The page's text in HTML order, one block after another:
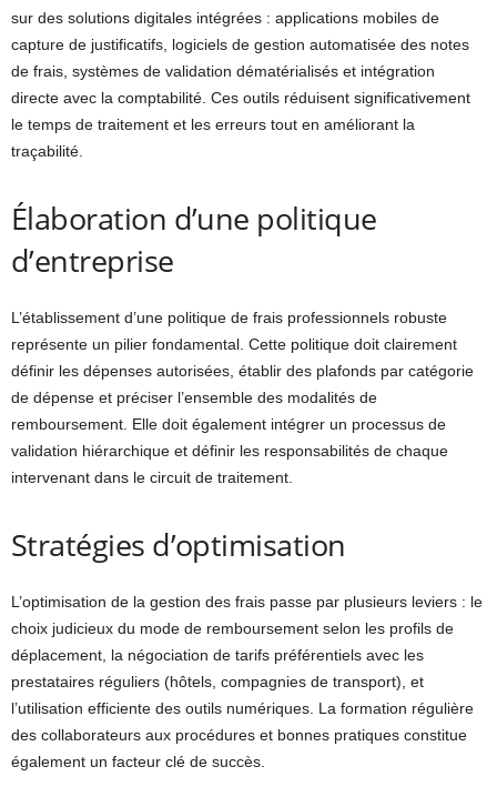
sur des solutions digitales intégrées : applications mobiles de
capture de justificatifs, logiciels de gestion automatisée des notes
de frais, systèmes de validation dématérialisés et intégration
directe avec la comptabilité. Ces outils réduisent significativement
le temps de traitement et les erreurs tout en améliorant la
traçabilité.
Élaboration d’une politique
d’entreprise
L’établissement d’une politique de frais professionnels robuste
représente un pilier fondamental. Cette politique doit clairement
définir les dépenses autorisées, établir des plafonds par catégorie
de dépense et préciser l’ensemble des modalités de
remboursement. Elle doit également intégrer un processus de
validation hiérarchique et définir les responsabilités de chaque
intervenant dans le circuit de traitement.
Stratégies d’optimisation
L’optimisation de la gestion des frais passe par plusieurs leviers : le
choix judicieux du mode de remboursement selon les profils de
déplacement, la négociation de tarifs préférentiels avec les
prestataires réguliers (hôtels, compagnies de transport), et
l’utilisation efficiente des outils numériques. La formation régulière
des collaborateurs aux procédures et bonnes pratiques constitue
également un facteur clé de succès.